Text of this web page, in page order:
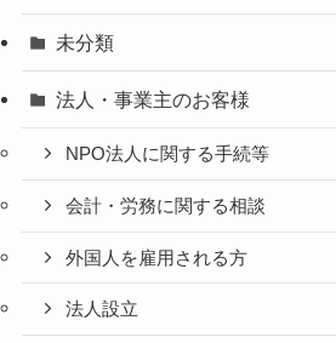
未分類
法人・事業主のお客様
NPO法人に関する手続等
会計・労務に関する相談
外国人を雇用される方
法人設立